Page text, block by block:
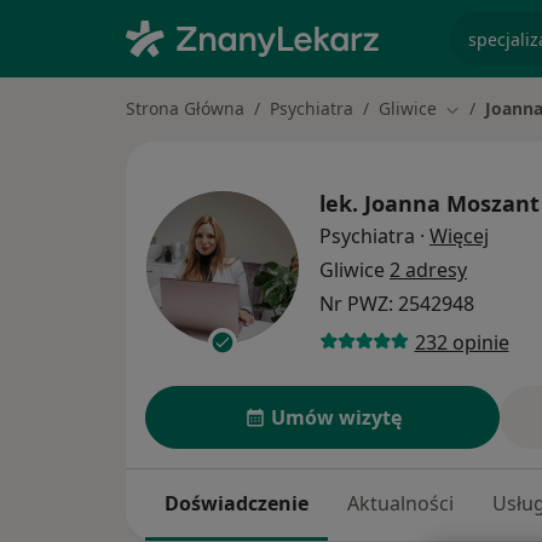
Strona Główna Psychiatra Gliwice Zmień
lek. Joanna Moszant
Psychiatra · Więcej
Gliwice 2 adresy
Nr PWZ: 2542948
232 opinie
Umów wizytę
Doświadczenie Aktualności